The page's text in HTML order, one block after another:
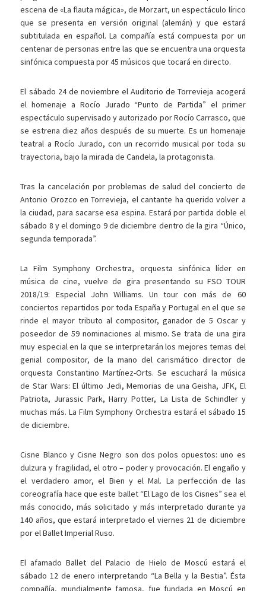
escena de «La flauta mágica», de Morzart, un espectáculo lírico
que se presenta en versión original (alemán) y que estará
subtitulada en español. La compañía está compuesta por un
centenar de personas entre las que se encuentra una orquesta
sinfónica compuesta por 45 músicos que tocará en directo.
El sábado 24 de noviembre el Auditorio de Torrevieja acogerá
el homenaje a Rocío Jurado “Punto de Partida” el primer
espectáculo supervisado y autorizado por Rocío Carrasco, que
se estrena diez años después de su muerte. Es un homenaje
teatral a Rocío Jurado, con un recorrido musical por toda su
trayectoria, bajo la mirada de Candela, la protagonista.
Tras la cancelación por problemas de salud del concierto de
Antonio Orozco en Torrevieja, el cantante ha querido volver a
la ciudad, para sacarse esa espina. Estará por partida doble el
sábado 8 y el domingo 9 de diciembre dentro de la gira “Único,
segunda temporada”.
La Film Symphony Orchestra, orquesta sinfónica líder en
música de cine, vuelve de gira presentando su FSO TOUR
2018/19: Especial John Williams. Un tour con más de 60
conciertos repartidos por toda España y Portugal en el que se
rinde el mayor tributo al compositor, ganador de 5 Oscar y
poseedor de 59 nominaciones al mismo. Se trata de una gira
muy especial en la que se interpretarán los mejores temas del
genial compositor, de la mano del carismático director de
orquesta Constantino Martínez-Orts. Se escuchará la música
de Star Wars: El último Jedi, Memorias de una Geisha, JFK, El
Patriota, Jurassic Park, Harry Potter, La Lista de Schindler y
muchas más. La Film Symphony Orchestra estará el sábado 15
de diciembre.
Cisne Blanco y Cisne Negro son dos polos opuestos: uno es
dulzura y fragilidad, el otro – poder y provocación. El engaño y
el verdadero amor, el Bien y el Mal. La perfección de las
coreografía hace que este ballet “El Lago de los Cisnes” sea el
más conocido, más solicitado y más interpretado durante ya
140 años, que estará interpretado el viernes 21 de diciembre
por el Ballet Imperial Ruso.
El afamado Ballet del Palacio de Hielo de Moscú estará el
sábado 12 de enero interpretando “La Bella y la Bestia”. Ésta
compañía, mundialmente famosa, fue fundada en Moscú en